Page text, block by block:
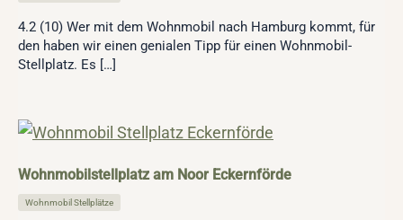
4.2 (10) Wer mit dem Wohnmobil nach Hamburg kommt, für
den haben wir einen genialen Tipp für einen Wohnmobil-
Stellplatz. Es […]
Wohnmobilstellplatz am Noor Eckernförde
Wohnmobil Stellplätze